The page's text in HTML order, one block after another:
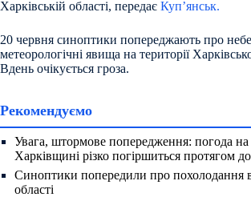
Харківській області, передає Куп’янськ.
20 червня синоптики попереджають про
метеорологічні явища на території
Вдень очікується гроза.
Рекомендуємо
Увага, штормове попередження: погода на
Харківщині різко погіршиться протягом
Синоптики попередили про похолодання
області